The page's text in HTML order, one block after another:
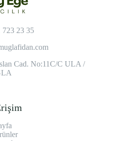
723 23 35
Cad. No:11C/C ULA /